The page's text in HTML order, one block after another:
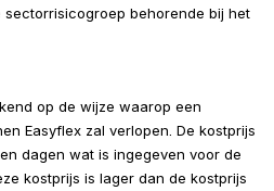
behorende bij het
op de wijze waarop een
Easyflex zal verlopen. De kostprijs
dagen wat is ingegeven voor de
kostprijs is lager dan de kostprijs